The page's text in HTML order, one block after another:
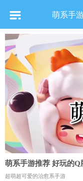
萌系手
萌系手游推荐 好玩的Q
超萌超可爱的治愈系手游